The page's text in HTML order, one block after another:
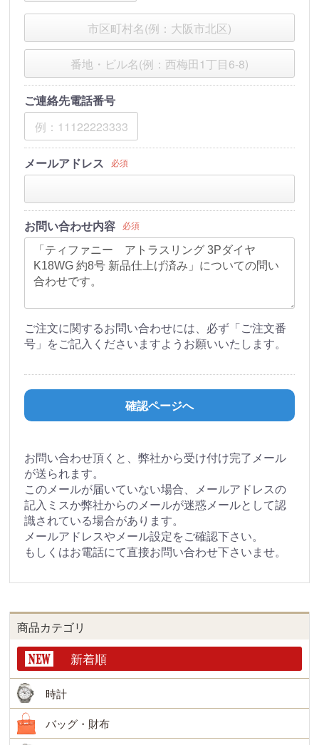
ご連絡先電話番号
メールアドレス 必須
お問い合わせ内容 必須
ご注文に関するお問い合わせには、必ず「ご注文番
号」をご記入くださいますようお願いいたします。
確認ページへ
お問い合わせ頂くと、弊社から受け付け完了メール
が送られます。
このメールが届いていない場合、メールアドレスの
記入ミスか弊社からのメールが迷惑メールとして認
識されている場合があります。
メールアドレスやメール設定をご確認下さい。
もしくはお電話にて直接お問い合わせ下さいませ。
商品カテゴリ
新着順
時計
バッグ・財布